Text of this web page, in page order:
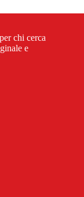
chi cerca
e